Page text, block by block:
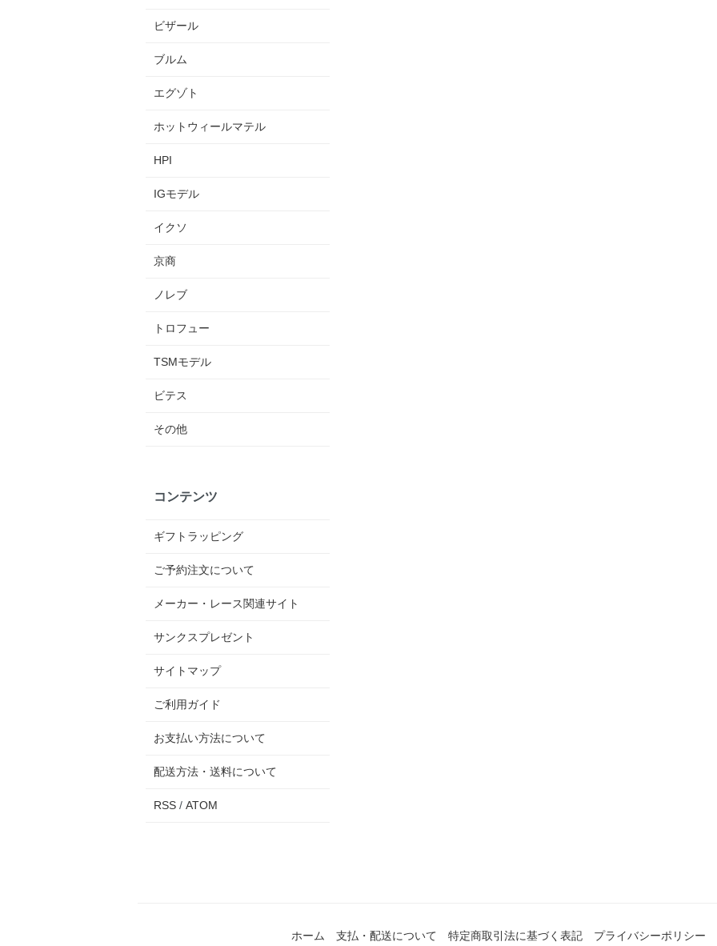
ビザール
ブルム
エグゾト
ホットウィールマテル
HPI
IGモデル
イクソ
京商
ノレブ
トロフュー
TSMモデル
ビテス
その他
コンテンツ
ギフトラッピング
ご予約注文について
メーカー・レース関連サイト
サンクスプレゼント
サイトマップ
ご利用ガイド
お支払い方法について
配送方法・送料について
RSS / ATOM
ホーム 支払・配送について 特定商取引法に基づく表記 プライバシーポリシー